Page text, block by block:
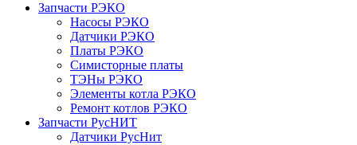
Запчасти РЭКО
Насосы РЭКО
Датчики РЭКО
Платы РЭКО
Симисторные платы
ТЭНы РЭКО
Элементы котла РЭКО
Ремонт котлов РЭКО
Запчасти РусНИТ
Датчики РусНит